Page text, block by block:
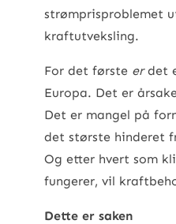
strømprisproblemet
kraftutveksling.
For det første erdet
Europa. Det er
Det er mangel på
det største hinderet
Og etter hvert som
fungerer, vil
Dette er saken